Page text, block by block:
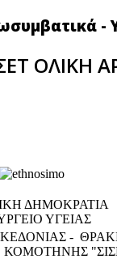
-
ΟΛΙΚΗ
ΔΗΜΟΚΡΑΤΙΑ
ΥΓΕΙΑΣ
-
ΚΟΜΟΤΗΝΗΣ